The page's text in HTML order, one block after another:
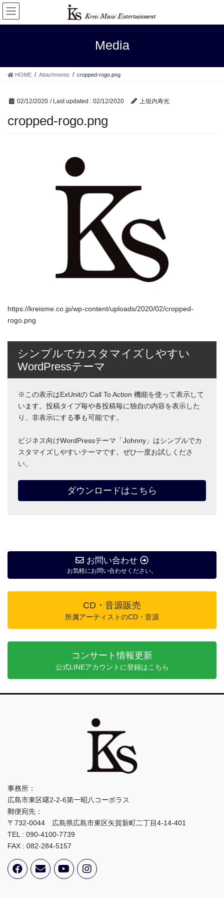
Skip
the
Skip
the
Media
HOME Attachments cropped-rogo.png
02/12/2020 / Last updated : 02/12/2020 上垣内寿光
cropped-rogo.png
https://kreisme.co.jp/wp-content/uploads/2020/02/cropped-
rogo.png
シンプルでカスタマイズしやすい
WordPressテーマ
※この表示はExUnitの Call To Action 機能を使って表示して
います。投稿タイプ毎や各投稿毎に独自の内容を表示した
り、非表示にする事も可能です。
ビジネス向けWordPressテーマ「Johnny」はシンプルでカ
スタマイズしやすいテーマです。ぜひ一度お試しくださ
い。
ダウンロードはこちら
お問い合わせ
お気軽にお問い合わせください。
CD・音源販売
所属アーティストのCD・音源
コンサート情報更新
公式LINEアカウントに登録はこちら
事務所：
広島市東区曙2-2-6第一昭八コーポラス
郵便宛先：
〒732-0044 広島県広島市東区矢賀新町二丁目4-14-401
TEL : 090-4100-7739
FAX : 082-284-5157